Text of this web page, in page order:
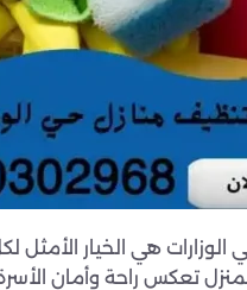
هي الخيار
تعكس راحة وأمان